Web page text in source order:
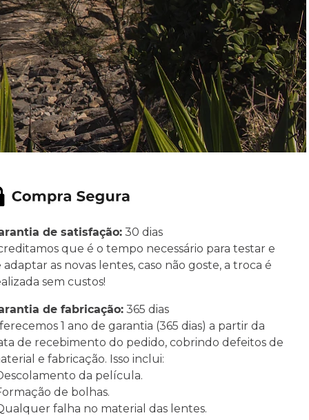
de satisfação:30 dias
que é o tempo necessário para testar e
adaptar as novas lentes, caso não goste, a troca é
sem custos!
de fabricação:365 dias
1 ano de garantia (365 dias) a partir da
de recebimento do pedido, cobrindo defeitos de
e fabricação. Isso inclui:
da película.
de bolhas.
falha no material das lentes.